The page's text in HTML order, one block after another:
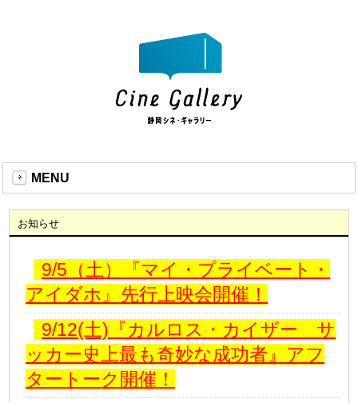
MENU
お知らせ
9/5（土）『マイ・プライベート・
アイダホ』先行上映会開催！
9/12(土)『カルロス・カイザー サ
ッカー史上最も奇妙な成功者』アフ
タートーク開催！